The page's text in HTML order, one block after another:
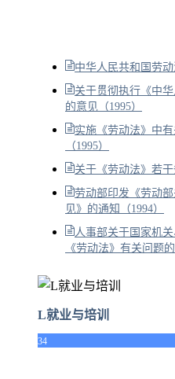
中华人民共和国劳动
关于贯彻执行《中
的意见（1995）
实施《劳动法》中
（1995）
关于《劳动法》若干
劳动部印发《劳动
见》的通知（1994）
人事部关于国家机
《劳动法》有关问题
L就业与培训
34